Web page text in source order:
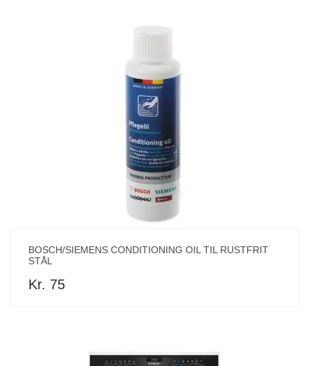
BOSCH/SIEMENS CONDITIONING OIL TIL RUSTFRIT
STÅL
Kr. 75